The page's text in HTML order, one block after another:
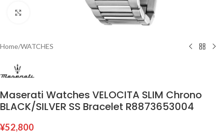
Home/WATCHES
Maserati Watches VELOCITA SLIM Chrono
BLACK/SILVER SS Bracelet R8873653004
¥52,800